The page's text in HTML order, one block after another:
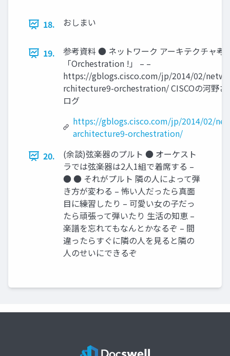
18. おしまい
19.
参考資料 ● ネットワーク アーキテクチャ考
「Orchestration !」 – –
https://gblogs.cisco.com/jp/2014/02/
rchitecture9-orchestration/ CISCOの河野さ
ログ
https://gblogs.cisco.com/jp/2014/02/
architecture9-orchestration/
20.
(余談)弦楽器のプルト ● オーケスト
ラでは弦楽器は2人1組で着席する –
● ● それがプルト 隣の人によって弾
き方が変わる – 怖い人だったら真面
目に練習したり – 可愛い女の子だっ
たら頑張って弾いたり 生活の知恵 –
楽譜を忘れてもなんとかなるぞ – 間
違ったらすぐに隣の人を見ると隣の
人のせいにできるぞ